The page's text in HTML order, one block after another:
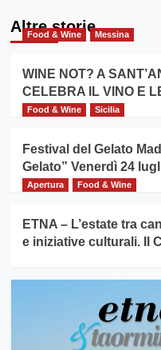
Altre storie
Food & Wine Messina
WINE NOT? A
CELEBRA IL VINO E
Food & Wine Sicilia
Festival del Gelato
Gelato” Venerdì 24
Apertura Food & Wine
ETNA – L’estate tra
e iniziative culturali. Il